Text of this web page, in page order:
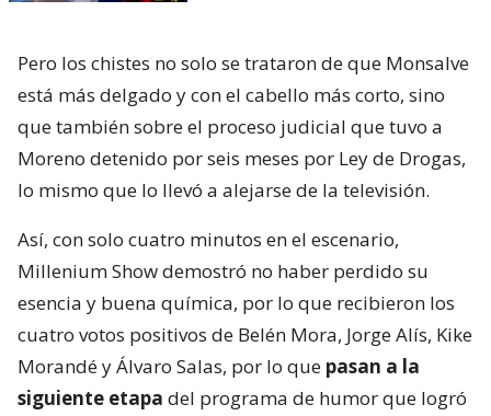
Pero los chistes no solo se trataron de que Monsalve
está más delgado y con el cabello más corto, sino
que también sobre el proceso judicial que tuvo a
Moreno detenido por seis meses por Ley de Drogas,
lo mismo que lo llevó a alejarse de la televisión.
Así, con solo cuatro minutos en el escenario,
Millenium Show demostró no haber perdido su
esencia y buena química, por lo que recibieron los
cuatro votos positivos de Belén Mora, Jorge Alís, Kike
Morandé y Álvaro Salas, por lo que pasan a la
siguiente etapa del programa de humor que logró